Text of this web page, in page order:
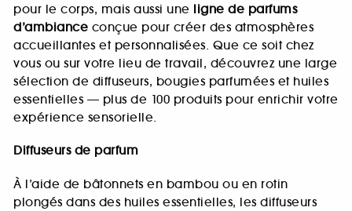
pour le corps, mais aussi une ligne de parfums
d’ambiance conçue pour créer des atmosphères
accueillantes et personnalisées. Que ce soit chez
vous ou sur votre lieu de travail, découvrez une large
sélection de diffuseurs, bougies parfumées et huiles
essentielles — plus de 100 produits pour enrichir votre
expérience sensorielle.
Diffuseurs de parfum
À l’aide de bâtonnets en bambou ou en rotin
plongés dans des huiles essentielles, les diffuseurs